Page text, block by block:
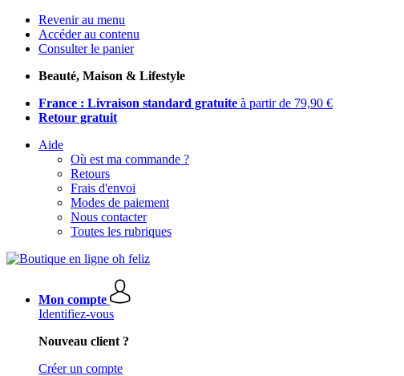
Revenir au menu
Accéder au contenu
Consulter le panier
Beauté, Maison & Lifestyle
France : Livraison standard gratuite à partir de 79,90 €
Retour gratuit
Aide
Où est ma commande ?
Retours
Frais d'envoi
Modes de paiement
Nous contacter
Toutes les rubriques
Mon compte
Identifiez-vous
Nouveau client ?
Créer un compte